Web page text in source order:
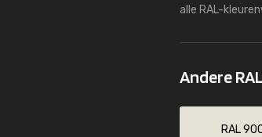
alle RAL-
Andere
RAL